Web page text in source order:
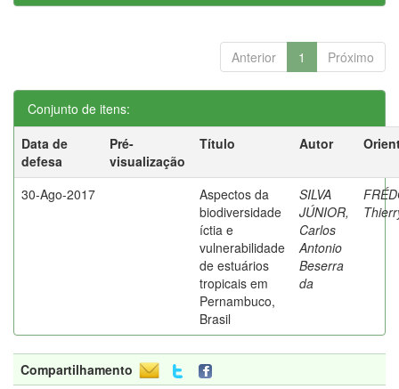
Anterior 1 Próximo
Conjunto de itens:
Data de
defesa
Pré-
visualização
Título Autor
30-Ago-2017
Aspectos da
biodiversidade
íctia e
vulnerabilidade
de estuários
tropicais em
Pernambuco,
Brasil
SILVA
JÚNIOR,
Carlos
Antonio
Beserra
da
Compartilhamento